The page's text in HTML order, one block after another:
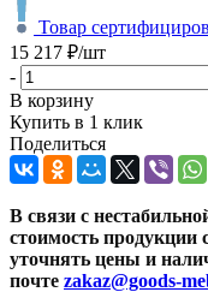
Товар
15 217 ₽/шт
-
В корзину
Купить в 1 клик
Поделиться
В связи с
стоимость продукции
уточнять цены и
почте zakaz@goods-